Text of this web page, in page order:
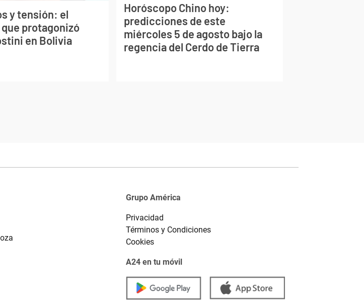
y tensión: el
protagonizó
en Bolivia
Horóscopo Chino hoy:
predicciones de este
miércoles 5 de agosto bajo la
regencia del Cerdo de Tierra
Grupo América
Privacidad
Términos y Condiciones
Cookies
A24 en tu móvil